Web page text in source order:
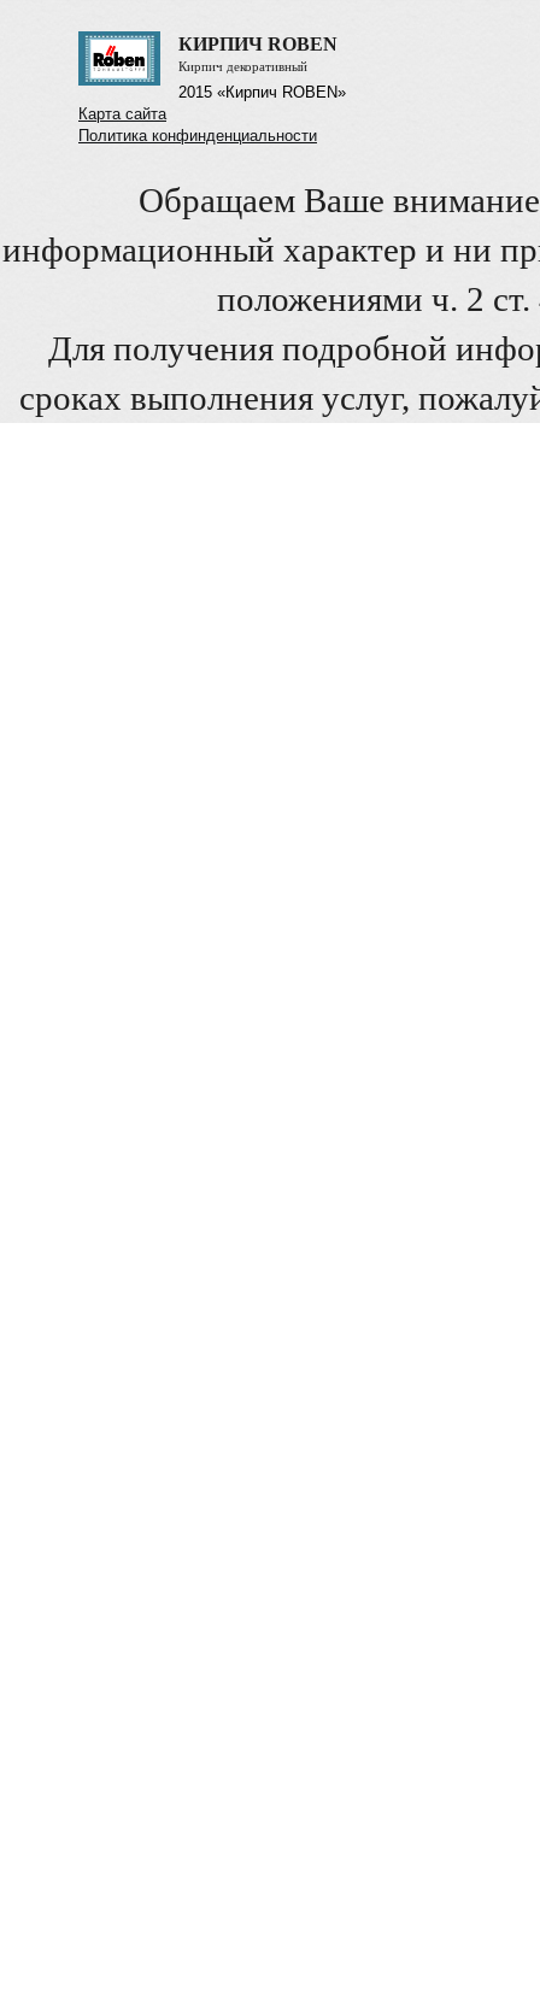
КИРПИЧ ROBEN
Кирпич декоративный
2015 «Кирпич ROBEN»
Карта сайта
Политика конфинденциальности
Обращаем Ваше внимание
информационный характер и ни
положениями ч. 2
Для получения подробной
сроках выполнения услуг,